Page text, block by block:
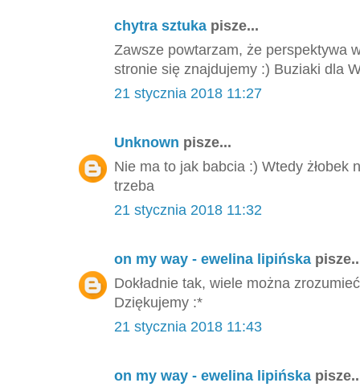
chytra sztuka pisze...
Zawsze powtarzam, że perspektywa
stronie się znajdujemy :) Buziaki dla
21 stycznia 2018 11:27
Unknown pisze...
Nie ma to jak babcia :) Wtedy żłobek
trzeba
21 stycznia 2018 11:32
on my way - ewelina lipińska
Dokładnie tak, wiele można
Dziękujemy :*
21 stycznia 2018 11:43
on my way - ewelina lipińska